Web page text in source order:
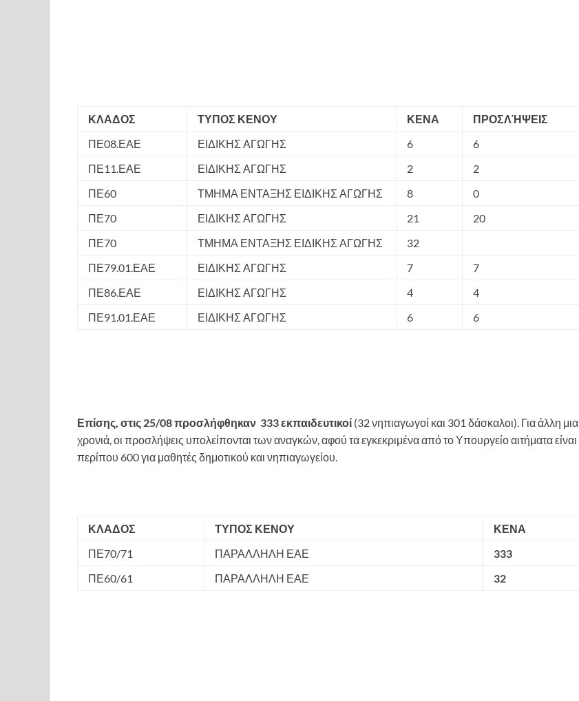
ΚΛΑΔΟΣ ΤΥΠΟΣ ΚΕΝΟΥ ΚΕΝΑ
ΠΡΟΣΛΉΨΕΙΣ
ΠΕ08.ΕΑΕ
ΕΙΔΙΚΗΣ ΑΓΩΓΗΣ 6
6
ΠΕ11.ΕΑΕ
ΕΙΔΙΚΗΣ ΑΓΩΓΗΣ 2
2
ΠΕ60
ΤΜΗΜΑ ΕΝΤΑΞΗΣ ΕΙΔΙΚΗΣ ΑΓΩΓΗΣ 8
0
ΠΕ70
ΕΙΔΙΚΗΣ ΑΓΩΓΗΣ 21
20
ΠΕ70
ΤΜΗΜΑ ΕΝΤΑΞΗΣ ΕΙΔΙΚΗΣ ΑΓΩΓΗΣ
32
ΠΕ79.01.ΕΑΕ
ΕΙΔΙΚΗΣ ΑΓΩΓΗΣ 7
7
ΠΕ86.ΕΑΕ
ΕΙΔΙΚΗΣ ΑΓΩΓΗΣ 4
4
ΠΕ91.01.ΕΑΕ
ΕΙΔΙΚΗΣ ΑΓΩΓΗΣ 6 6
Επίσης, στις 25/08 προσλήφθηκαν 333 εκπαιδευτικοί (32 νηπιαγωγοί και 301 δάσκαλοι). Για άλλη μια
χρονιά, οι προσλήψεις υπολείπονται των αναγκών, αφού τα εγκεκριμένα από το Υπουργείο αιτήματα είναι
περίπου 600 για μαθητές δημοτικού και νηπιαγωγείου.
ΚΛΑΔΟΣ ΤΥΠΟΣ ΚΕΝΟΥ
ΚΕΝΑ
ΠΕ70/71
ΠΑΡΑΛΛΗΛΗ ΕΑΕ
333
ΠΕ60/61
ΠΑΡΑΛΛΗΛΗ ΕΑΕ 32